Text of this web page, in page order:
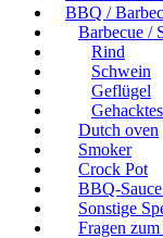
BBQ /
Barbecue /
Rind
Schwein
Geflügel
Dutch oven
Smoker
Crock Pot
BBQ-
Sonstige
Fragen